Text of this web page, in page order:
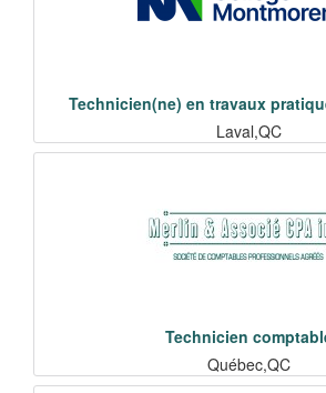
Technicien(ne) en travaux
Laval,QC
Technicien
Québec,QC